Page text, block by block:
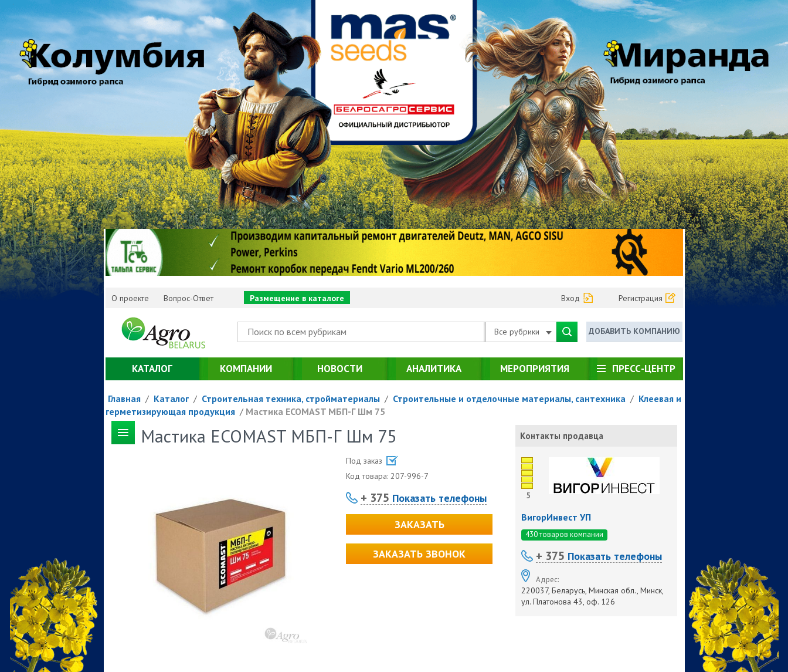
О проекте Вопрос-Ответ Размещение в каталоге Вход Регистрация
Все рубрики ДОБАВИТЬ КОМПАНИЮ
КАТАЛОГ КОМПАНИИ НОВОСТИ АНАЛИТИКА МЕРОПРИЯТИЯ ПРЕСС-ЦЕНТР
Главная / Каталог / Строительная техника, стройматериалы / Строительные и отделочные материалы, сантехника / Клеевая и
герметизирующая продукция / Мастика ECOMAST МБП-Г Шм 75
Мастика ECOMAST МБП-Г Шм 75
Под заказ
Код товара:207-996-7
+ 375 Показать телефоны
ЗАКАЗАТЬ
ЗАКАЗАТЬ ЗВОНОК
Контакты продавца
5
ВигорИнвест УП
430 товаров компании
+ 375 Показать телефоны
Адрес:
220037, Беларусь, Минская обл., Минск,
ул. Платонова 43, оф. 126